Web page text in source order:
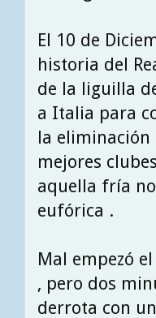
El 10 de
historia del
de la liguilla
a Italia para
la eliminación
mejores
aquella fría
eufórica .
Mal empezó
, pero dos
derrota con